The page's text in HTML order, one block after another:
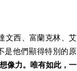
文西、富蘭克林、艾
是他們顯得特別的原
像力。唯有如此，一